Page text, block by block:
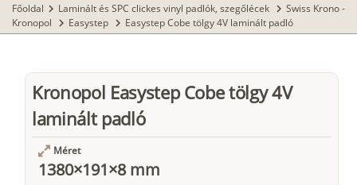
Főoldal chevron_right Laminált és SPC clickes vinyl padlók, szegőlécek chevron_right Swiss Krono -
Kronopol chevron_right Easystep chevron_right Easystep Cobe tölgy 4V laminált padló
Kronopol Easystep Cobe tölgy 4V
laminált padló
Méret
1380×191×8 mm